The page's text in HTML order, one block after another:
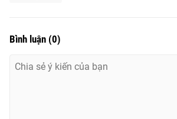
Bình luận (0)